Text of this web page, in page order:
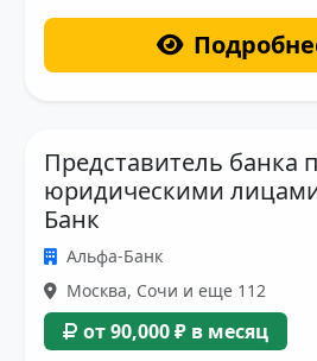
Представитель банка
юридическими
Банк
Альфа-Банк
Москва, Сочи и еще 112
от 90,000 ₽ в месяц